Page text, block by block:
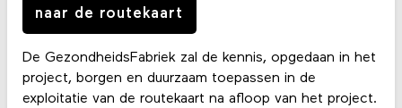
naar de routekaart
De GezondheidsFabriek zal de kennis, opgedaan in het
project, borgen en duurzaam toepassen in de
exploitatie van de routekaart na afloop van het project.